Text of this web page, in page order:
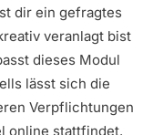
dir ein gefragtes
veranlagt bist
dieses Modul
lässt sich die
Verpflichtungen
online stattfindet.